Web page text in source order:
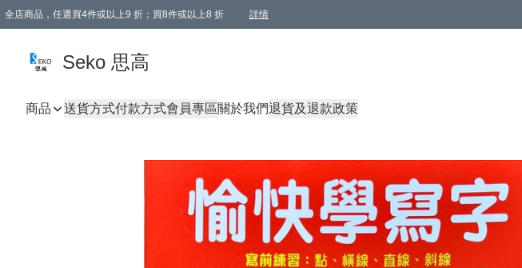
全店商品，任選買4件或以上9 折；買8件或以上8 折 詳情
Seko 思高
商品 送貨方式付款方式會員專區關於我們退貨及退款政策